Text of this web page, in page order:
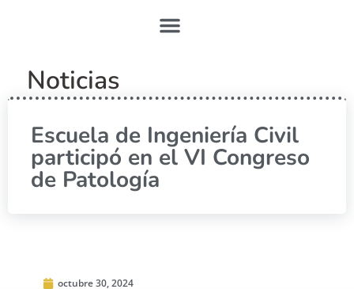
Noticias
Escuela de Ingeniería Civil
participó en el VI Congreso
de Patología
octubre 30, 2024